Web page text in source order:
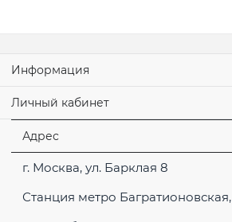
Информация
Личный кабинет
Адрес
г. Москва, ул. Барклая 8
Станция метро Багратионовская,